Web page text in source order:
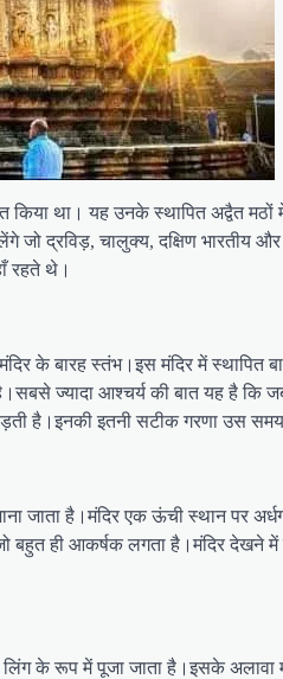
किया था। यह उनके स्थापित अद्वैत
द्रविड़, चालुक्य, दक्षिण भारतीय और
रहते थे।
के बारह स्तंभ।इस मंदिर में
ज्यादा आश्चर्य की बात यह है कि जब
है।इनकी इतनी सटीक गरणा उस
जाता है।मंदिर एक ऊंची स्थान पर
बहुत ही आकर्षक लगता है।मंदिर देखने
के रूप में पूजा जाता है।इसके अलावा